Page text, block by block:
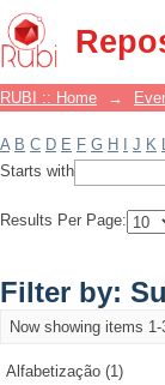
Filter by:
RUBI :: Home →
A B C D E F G H J K
Starts with
Results Per Page:
Filter by:
Now showing items
Alfabetização (1)